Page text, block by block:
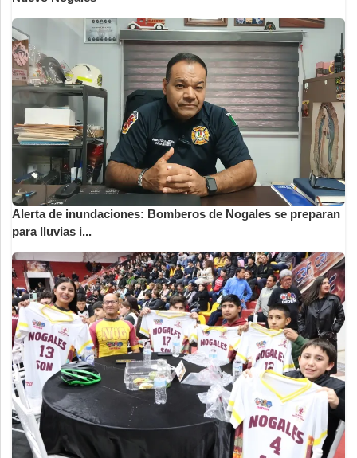
Alerta de inundaciones: Bomberos de Nogales se preparan
para lluvias i...